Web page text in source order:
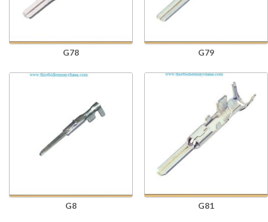
G78 G79
G8 G81